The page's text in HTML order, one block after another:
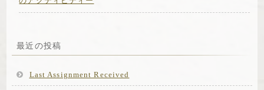
最近の投稿
Last Assignment Received